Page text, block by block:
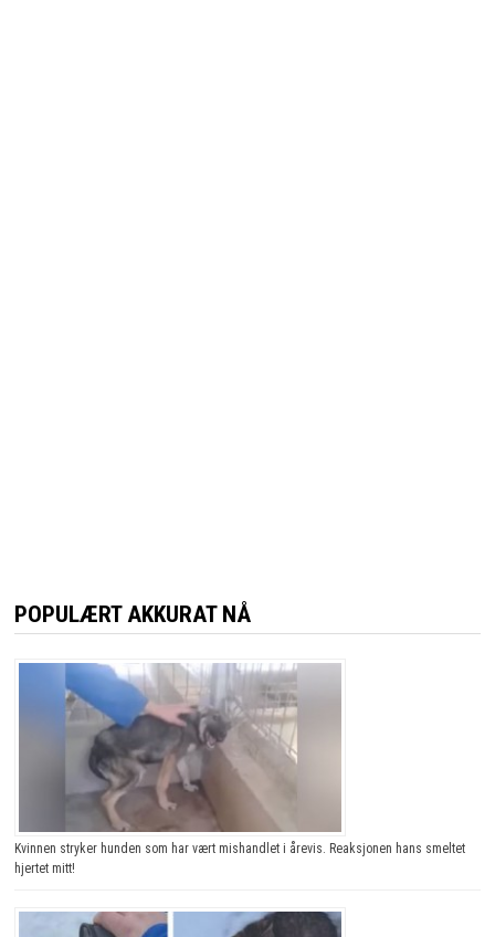
POPULÆRT AKKURAT NÅ
Kvinnen stryker hunden som har vært mishandlet i årevis. Reaksjonen hans smeltet
hjertet mitt!